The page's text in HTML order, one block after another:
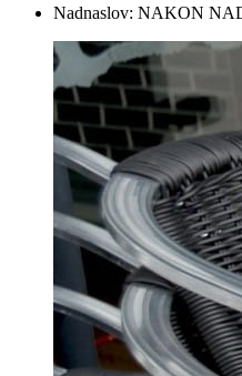
Nadnaslov: NAKON